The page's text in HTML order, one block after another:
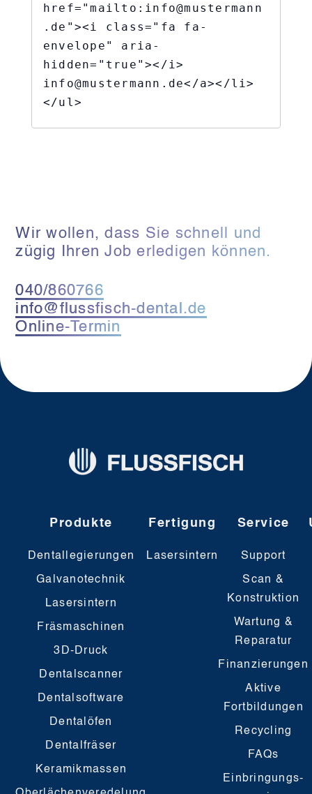
href="mailto:info@mustermann
.de"><i class="fa fa-
envelope" aria-
hidden="true"></i>
info@mustermann.de</a></li>
</ul>
Wir wollen, dass Sie schnell und
zügig Ihren Job erledigen können.
040/860766
info@flussfisch-dental.de
Online-Termin
Produkte
Dentallegierungen
Galvanotechnik
Lasersintern
Fräsmaschinen
3D-Druck
Dentalscanner
Dentalsoftware
Dentalöfen
Dentalfräser
Keramikmassen
Fertigung
Lasersintern
Service
Support
Scan &
Konstruktion
Wartung &
Reparatur
Finanzierungen
Aktive
Fortbildungen
Recycling
FAQs
Einbringungs-